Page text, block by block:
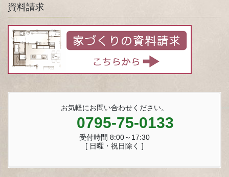
資料請求
お気軽にお問い合わせください。
0795-75-0133
受付時間 8:00～17:30
[ 日曜・祝日除く ]